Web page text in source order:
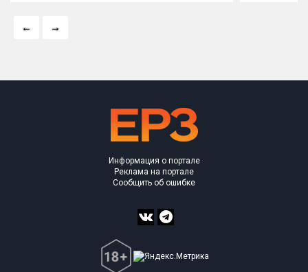
Информация о портале
Реклама на портале
Сообщить об ошибке